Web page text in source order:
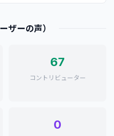
ザーの声）
67
コントリビューター
0